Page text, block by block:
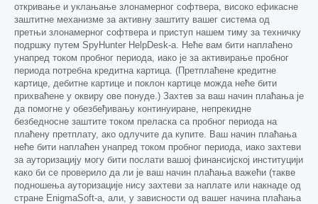
откривање и уклањање злонамерног софтвера, високо ефикасне
заштитне механизме за активну заштиту вашег система од
претњи злонамерног софтвера и приступ нашем тиму за техничку
подршку путем SpyHunter HelpDesk-а. Неће вам бити наплаћено
унапред током пробног периода, иако је за активирање пробног
периода потребна кредитна картица. (Претплаћене кредитне
картице, дебитне картице и поклон картице можда неће бити
прихваћене у оквиру ове понуде.) Захтев за ваш начин плаћања је
да помогне у обезбеђивању континуиране, непрекидне
безбедносне заштите током преласка са пробног периода на
плаћену претплату, ако одлучите да купите. Ваш начин плаћања
неће бити наплаћен унапред током пробног периода, иако захтеви
за ауторизацију могу бити послати вашој финансијској институцији
како би се проверило да ли је ваш начин плаћања важећи (такве
подношења ауторизације нису захтеви за наплате или накнаде од
стране EnigmaSoft-а, али, у зависности од вашег начина плаћања